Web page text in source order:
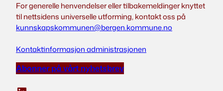
For generelle henvendelser eller tilbakemeldinger knyttet
til nettsidens universelle utforming, kontakt oss på
kunnskapskommunen@bergen.kommune.no
Kontaktinformasjon administrasjonen
Abonner på vårt nyhetsbrev